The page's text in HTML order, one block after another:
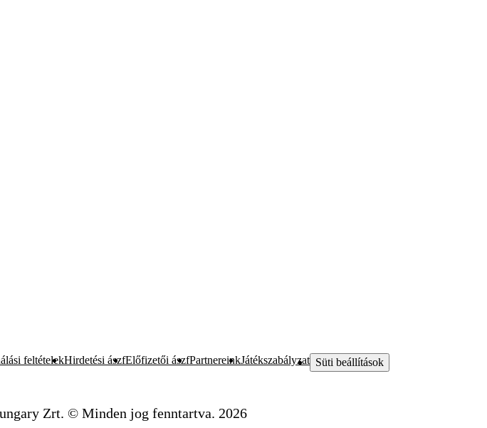
feltételekHirdetési ászfElőfizetői ászfPartnereinkJátékszabályzat Süti beállítások
Zrt. © Minden jog fenntartva. 2026